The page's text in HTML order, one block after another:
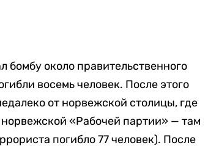
бомбу около правительственного
восемь человек. После этого
от норвежской столицы, где
«Рабочей партии» — там
погибло 77 человек). После